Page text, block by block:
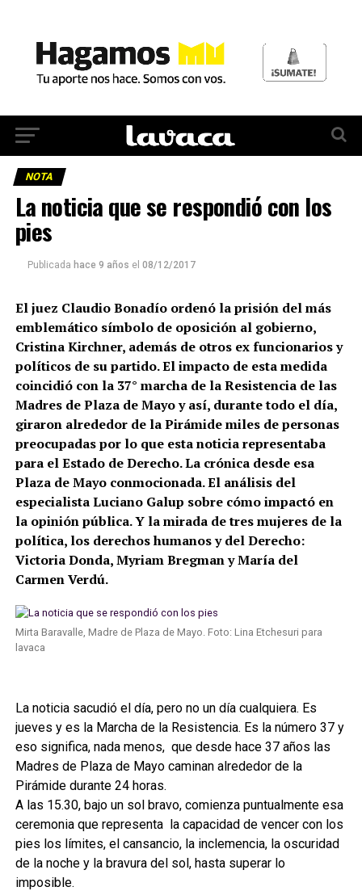
NOTA
La noticia que se respondió con los
pies
Publicada hace 9 años el 08/12/2017
El juez Claudio Bonadío ordenó la prisión del más
emblemático símbolo de oposición al gobierno,
Cristina Kirchner, además de otros ex funcionarios y
políticos de su partido. El impacto de esta medida
coincidió con la 37° marcha de la Resistencia de las
Madres de Plaza de Mayo y así, durante todo el día,
giraron alrededor de la Pirámide miles de personas
preocupadas por lo que esta noticia representaba
para el Estado de Derecho. La crónica desde esa
Plaza de Mayo conmocionada. El análisis del
especialista Luciano Galup sobre cómo impactó en
la opinión pública. Y la mirada de tres mujeres de la
política, los derechos humanos y del Derecho:
Victoria Donda, Myriam Bregman y María del
Carmen Verdú.
Mirta Baravalle, Madre de Plaza de Mayo. Foto: Lina Etchesuri para
lavaca
La noticia sacudió el día, pero no un día cualquiera. Es
jueves y es la Marcha de la Resistencia. Es la número 37 y
eso significa, nada menos, que desde hace 37 años las
Madres de Plaza de Mayo caminan alrededor de la
Pirámide durante 24 horas.
A las 15.30, bajo un sol bravo, comienza puntualmente esa
ceremonia que representa la capacidad de vencer con los
pies los límites, el cansancio, la inclemencia, la oscuridad
de la noche y la bravura del sol, hasta superar lo
imposible.